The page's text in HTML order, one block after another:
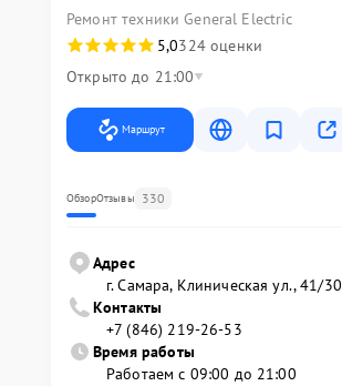
Ремонт техники General Electric
5,0324 оценки
Открыто до 21:00
Маршрут
ОбзорОтзывы 330
Адрес
г. Самара, Клиническая ул., 41/30
Контакты
+7 (846) 219-26-53
Время работы
Работаем с 09:00 до 21:00